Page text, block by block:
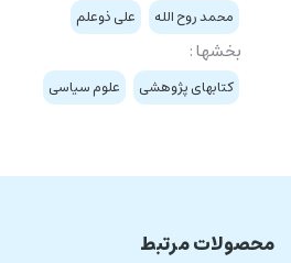
محمد روح الله علی ذوعلم
بخشها :
کتابهای پژوهشی علوم سیاسی
محصولات مرتبط